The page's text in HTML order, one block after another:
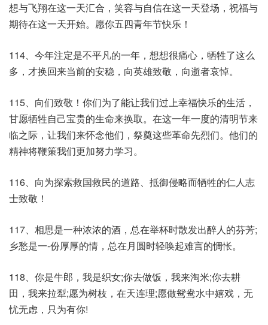
想与飞翔在这一天汇合，笑容与自信在这一天登场，祝福与
期待在这一天开始。愿你五四青年节快乐！
114、今年注定是不平凡的一年，想想很痛心，牺牲了这么
多，才换回来当前的安稳，向英雄致敬，向逝者哀悼。
115、向们致敬！你们为了能让我们过上幸福快乐的生活，
甘愿牺牲自己宝贵的生命来换取。在这一年一度的清明节来
临之际，让我们来怀念他们，祭奠这些革命先烈们。他们的
精神将鞭策我们更加努力学习。
116、向为探索救国救民的道路、抵御侵略而牺牲的仁人志
士致敬！
117、相思是一种浓浓的酒，总在举杯时散发出醉人的芬芳;
乡愁是一-份厚厚的情，总在月圆时轻唤起难言的惆怅。
118、你是牛郎，我是织女;你去做饭，我来淘米;你去耕
田，我来拉犁;愿为树枝，在天连理;愿做鸳鸯水中嬉戏，无
忧无虑，只为有你!